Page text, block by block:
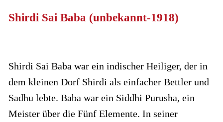
Shirdi Sai Baba (unbekannt-1918)
Shirdi Sai Baba war ein indischer Heiliger, der in
dem kleinen Dorf Shirdi als einfacher Bettler und
Sadhu lebte. Baba war ein Siddhi Purusha, ein
Meister über die Fünf Elemente. In seiner